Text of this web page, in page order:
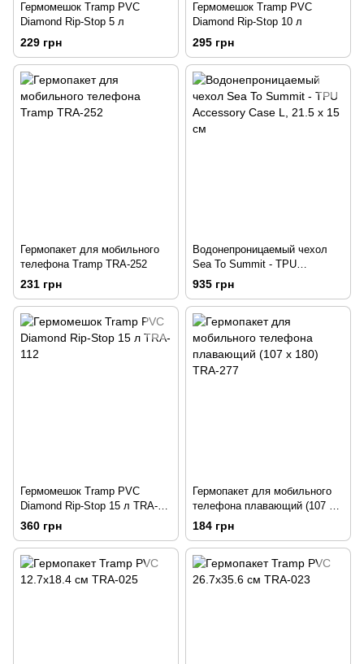
Гермомешок Tramp PVC
Diamond Rip-Stop 5 л
229 грн
Гермомешок Tramp PVC
Diamond Rip-Stop 10 л
295 грн
Гермопакет для мобильного
телефона Tramp TRA-252
231 грн
Водонепроницаемый чехол
Sea To Summit - TPU
Accessory Case L, 21.5 х 15
935 грн
Гермомешок Tramp PVC
Diamond Rip-Stop 15 л TRA-
112
360 грн
Гермопакет для мобильного
телефона плавающий (107 х
180) TRA-277
184 грн